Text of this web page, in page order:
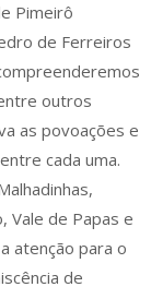
Pimeirô
de Ferreiros
outros
as povoações e
cada uma.
Vale de Papas e
atenção para o
de